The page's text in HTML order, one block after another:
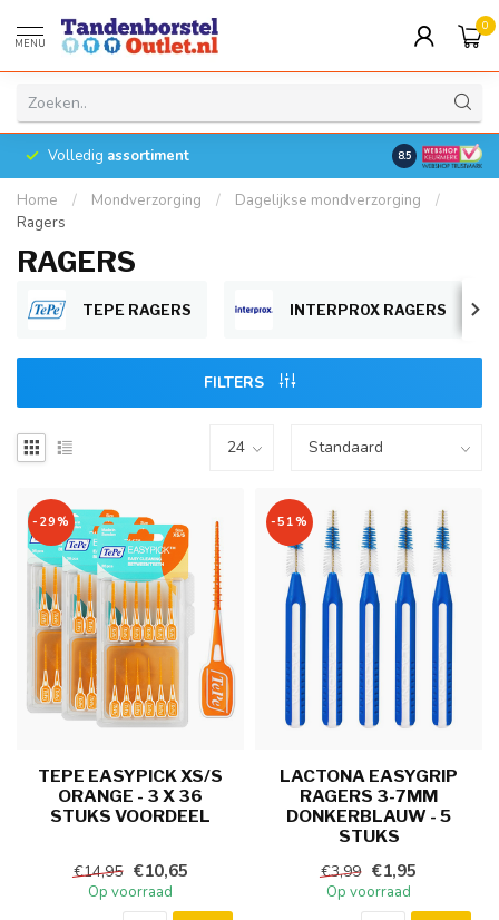
MENU
0
Volledig assortiment 8.5
Home / Mondverzorging / Dagelijkse mondverzorging
/
Ragers
RAGERS
TEPE RAGERS INTERPROX RAGERS
FILTERS
-29%
TEPE EASYPICK XS/S
ORANGE - 3 X 36
STUKS VOORDEEL
€14,95 €10,65
Op voorraad
-51%
LACTONA EASYGRIP
RAGERS 3-7MM
DONKERBLAUW - 5
STUKS
€3,99 €1,95
Op voorraad